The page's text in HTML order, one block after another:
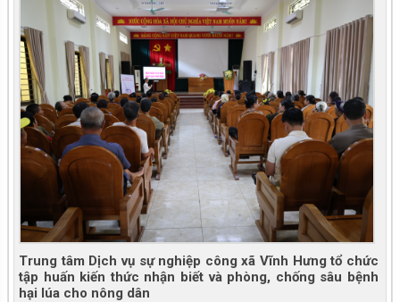
Trung tâm Dịch vụ sự nghiệp công xã Vĩnh Hưng tổ chức
tập huấn kiến thức nhận biết và phòng, chống sâu bệnh
hại lúa cho nông dân